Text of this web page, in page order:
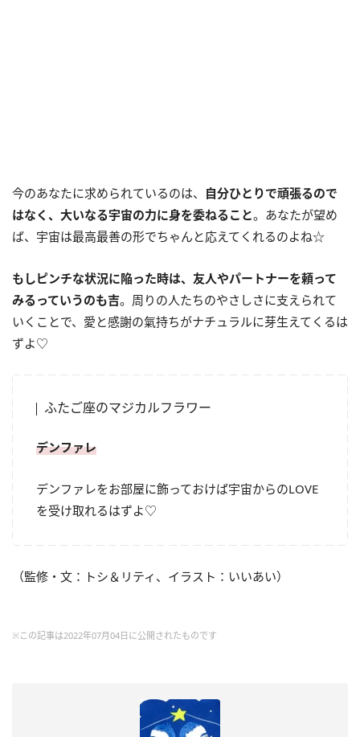
今のあなたに求められているのは、 自分ひとりで頑張るので
はなく、大いなる宇宙の力に身を委ねること。あなたが望め
ば、宇宙は最高最善の形でちゃんと応えてくれるのよね☆
もしピンチな状況に陥った時は、友人やパートナーを頼って
みるっていうのも吉。周りの人たちのやさしさに支えられて
いくことで、愛と感謝の氣持ちがナチュラルに芽生えてくるは
ずよ♡
ふたご座のマジカルフラワー
デンファレ
デンファレをお部屋に飾っておけば宇宙からのLOVE
を受け取れるはずよ♡
（監修・文：トシ＆リティ、イラスト：いいあい）
※この記事は2022年07月04日に公開されたものです